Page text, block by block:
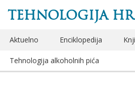
TEHNOLOGIJA
Aktuelno Enciklopedija
Tehnologija alkoholnih pića